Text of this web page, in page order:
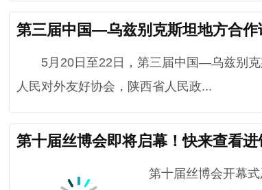
第三届中国—乌兹别克斯坦地方合作
5月20日至22日，第三届中国—乌兹别克
人民对外友好协会，陕西省人民政...
第十届丝博会即将启幕！快来查看进
第十届丝博会开幕